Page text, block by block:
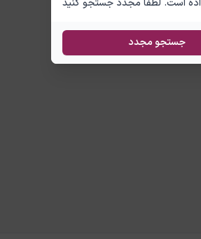
است. لطفا مجدد جستجو کنید
جستجو مجدد